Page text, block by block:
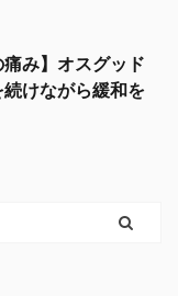
痛み】オスグッド
けながら緩和を